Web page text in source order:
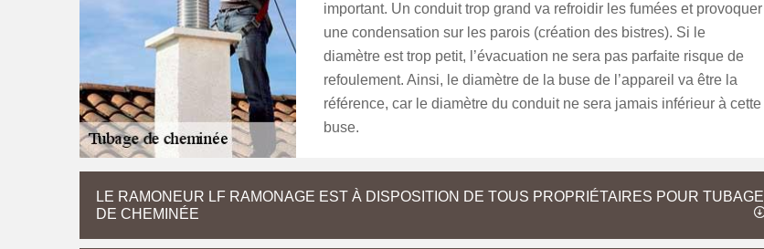
important. Un conduit trop grand va refroidir les fumées et provoquer
une condensation sur les parois (création des bistres). Si le
diamètre est trop petit, l’évacuation ne sera pas parfaite risque de
refoulement. Ainsi, le diamètre de la buse de l’appareil va être la
référence, car le diamètre du conduit ne sera jamais inférieur à cette
buse.
LE RAMONEUR LF RAMONAGE EST À DISPOSITION DE TOUS PROPRIÉTAIRES POUR TUBAGE
DE CHEMINÉE